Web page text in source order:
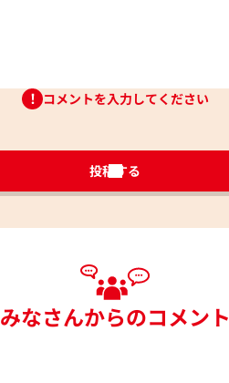
コメントを入力してください
投稿する
みなさんからのコメント